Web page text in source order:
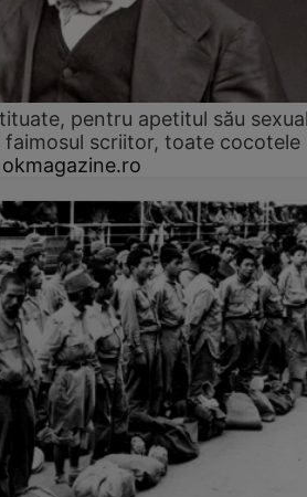
pentru apetitul său
faimosul scriitor, toate cocotele
okmagazine.ro